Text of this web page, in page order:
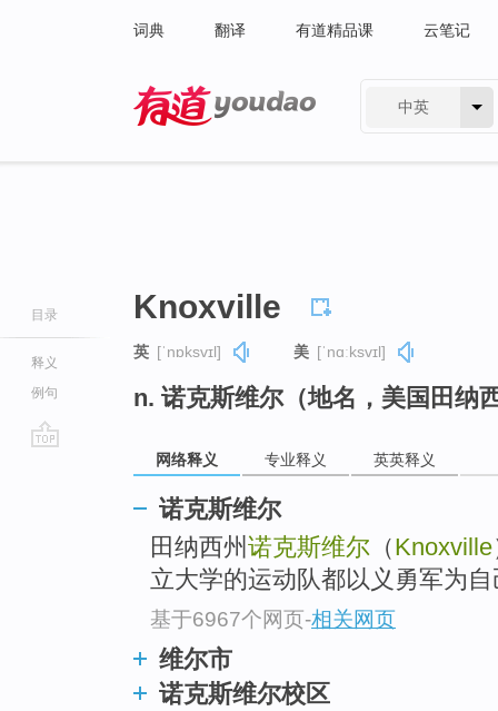
词典 翻译 有道精品课 云笔记
中英
目录
释义
例句
Knoxville
英 [ˈnɒksvɪl] 美 [ˈnɑːksvɪl]
n. 诺克斯维尔（地名，美国田纳
网络释义 专业释义 英英释义
诺克斯维尔
田纳西州 诺克斯维尔 （Knoxville
立大学的运动队都以义勇军为
基于6967个网页-相关网页
维尔市
诺克斯维尔校区